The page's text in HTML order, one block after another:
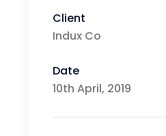
Client
Indux Co
Date
10th April, 2019